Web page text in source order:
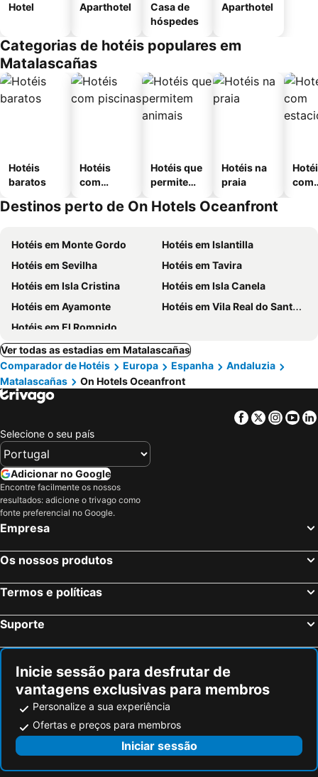
Hotel Aparthotel
Casa de
hóspedes
Aparthotel
Categorias de hotéis populares em
Matalascañas
Hotéis
baratos
Hotéis
com
Hotéis que
permitem
Hotéis na
praia
com
Destinos perto de On Hotels Oceanfront
Hotéis em Monte Gordo
Hotéis em Islantilla
Hotéis em Sevilha
Hotéis em Tavira
Hotéis em Isla Cristina
Hotéis em Isla Canela
Hotéis em Ayamonte
Hotéis em Vila Real do Santo António
Hotéis em El Rompido
Ver todas as estadias em Matalascañas
Comparador de Hotéis
Europa Espanha
Andaluzia
Matalascañas
On Hotels Oceanfront
Facebook
Twitter
Selecione o seu país
Adicionar no Google
Encontre facilmente os nossos
resultados: adicione o trivago como
fonte preferencial no Google.
Empresa
Os nossos produtos
Termos e políticas
Suporte
Inicie sessão para desfrutar de
vantagens exclusivas para membros
Personalize a sua experiência
Ofertas e preços para membros
Iniciar sessão